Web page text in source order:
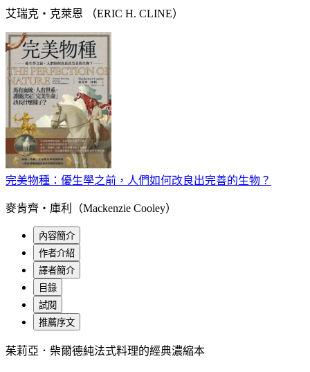
艾瑞克‧克萊恩 （ERIC H. CLINE）
完美物種：優生學之前，人們如何改良出完善的生物？
麥肯齊‧庫利（Mackenzie Cooley）
內容簡介
作者介紹
譯者簡介
目錄
試閱
推薦序文
茱莉亞．柴爾德純法式料理的經典濃縮本